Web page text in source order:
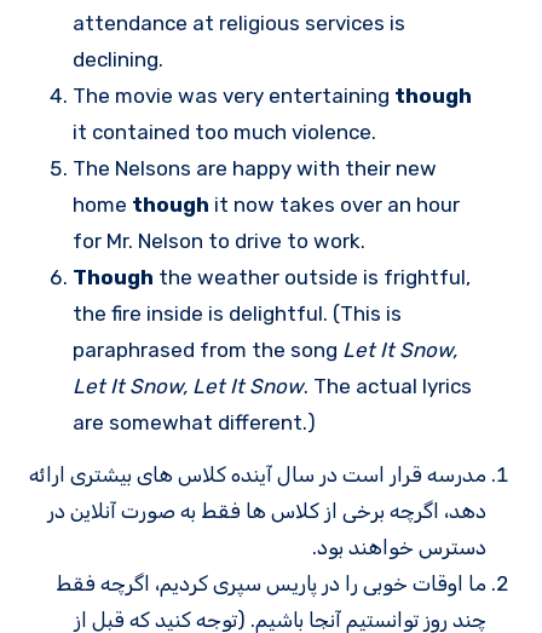
attendance at religious services is
declining.
The movie was very entertaining though
it contained too much violence.
The Nelsons are happy with their new
home though it now takes over an hour
for Mr. Nelson to drive to work.
Though the weather outside is frightful,
the fire inside is delightful. (This is
paraphrased from the song Let It Snow,
Let It Snow, Let It Snow. The actual lyrics
are somewhat different.)
مدرسه قرار است در سال آینده کلاس های بیشتری ارائه
دهد، اگرچه برخی از کلاس ها فقط به صورت آنلاین در
دسترس خواهند بود.
ما اوقات خوبی را در پاریس سپری کردیم، اگرچه فقط
چند روز توانستیم آنجا باشیم. (توجه کنید که قبل از